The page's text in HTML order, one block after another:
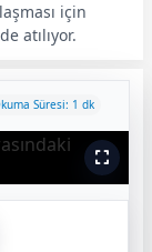
için
atılıyor.
Süresi: 1 dk